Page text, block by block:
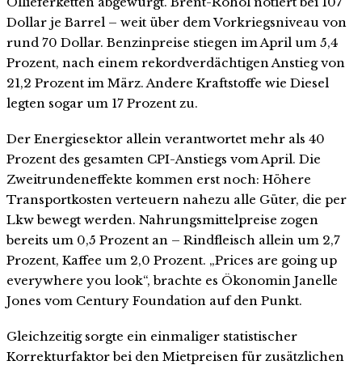
Dollar je Barrel – weit über dem Vorkriegsniveau von
rund 70 Dollar. Benzinpreise stiegen im April um 5,4
Prozent, nach einem rekordverdächtigen Anstieg von
21,2 Prozent im März. Andere Kraftstoffe wie Diesel
legten sogar um 17 Prozent zu.
Der Energiesektor allein verantwortet mehr als 40
Prozent des gesamten CPI-Anstiegs vom April. Die
Zweitrundeneffekte kommen erst noch: Höhere
Transportkosten verteuern nahezu alle Güter, die per
Lkw bewegt werden. Nahrungsmittelpreise zogen
bereits um 0,5 Prozent an – Rindfleisch allein um 2,7
Prozent, Kaffee um 2,0 Prozent. „Prices are going up
everywhere you look“, brachte es Ökonomin Janelle
Jones vom Century Foundation auf den Punkt.
Gleichzeitig sorgte ein einmaliger statistischer
Korrekturfaktor bei den Mietpreisen für zusätzlichen